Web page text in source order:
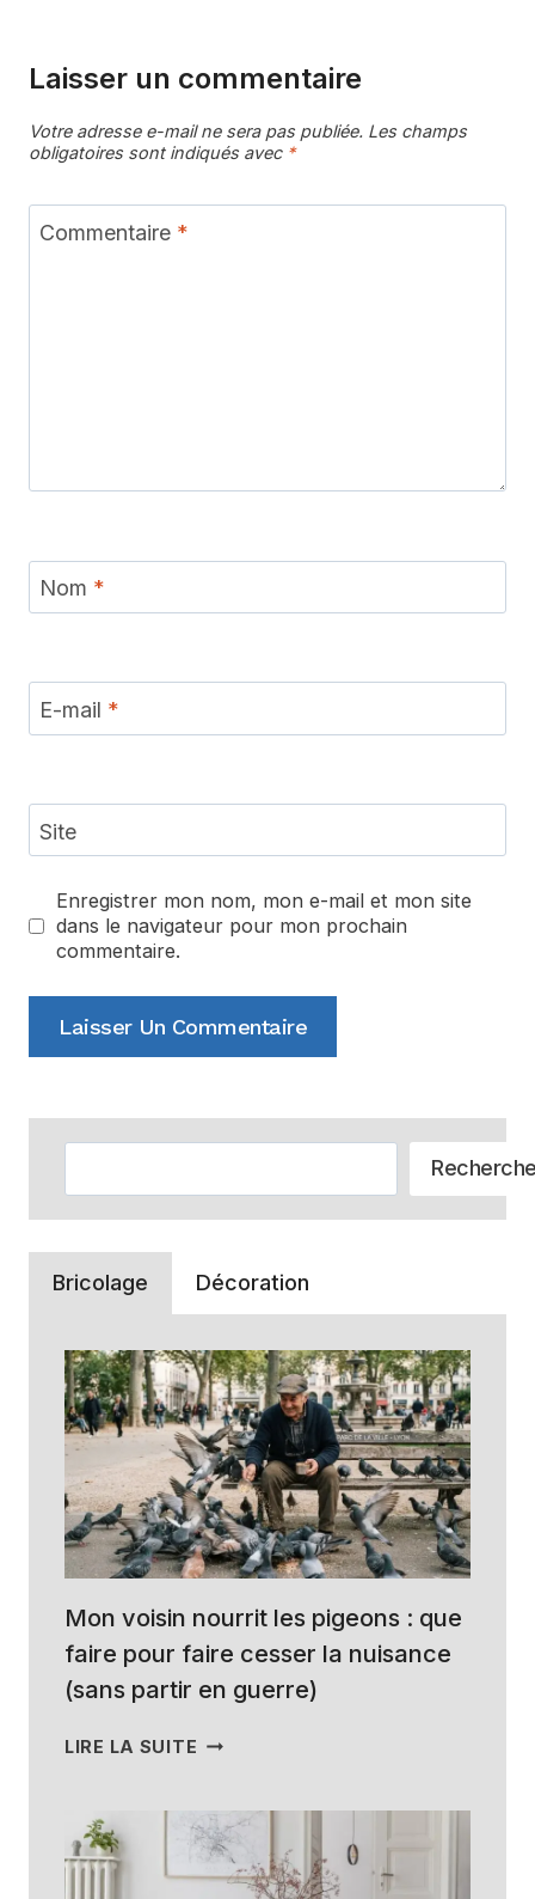
Laisser un commentaire
Votre adresse e-mail ne sera pas publiée. Les champs
obligatoires sont indiqués avec *
Commentaire *
Nom *
E-mail *
Site
Enregistrer mon nom, mon e-mail et mon site
dans le navigateur pour mon prochain
commentaire.
Bricolage Décoration
Mon voisin nourrit les pigeons : que
faire pour faire cesser la nuisance
(sans partir en guerre)
LIRE LA SUITE MON
LES
PIGEONS
: